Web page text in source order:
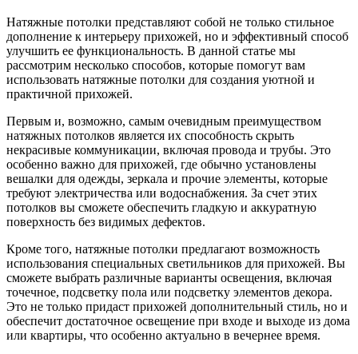
Натяжные потолки представляют собой не только стильное
дополнение к интерьеру прихожей, но и эффективный способ
улучшить ее функциональность. В данной статье мы
рассмотрим несколько способов, которые помогут вам
использовать натяжные потолки для создания уютной и
практичной прихожей.
Первым и, возможно, самым очевидным преимуществом
натяжных потолков является их способность скрыть
некрасивые коммуникации, включая провода и трубы. Это
особенно важно для прихожей, где обычно установлены
вешалки для одежды, зеркала и прочие элементы, которые
требуют электричества или водоснабжения. За счет этих
потолков вы сможете обеспечить гладкую и аккуратную
поверхность без видимых дефектов.
Кроме того, натяжные потолки предлагают возможность
использования специальных светильников для прихожей. Вы
сможете выбрать различные варианты освещения, включая
точечное, подсветку пола или подсветку элементов декора.
Это не только придаст прихожей дополнительный стиль, но и
обеспечит достаточное освещение при входе и выходе из дома
или квартиры, что особенно актуально в вечернее время.